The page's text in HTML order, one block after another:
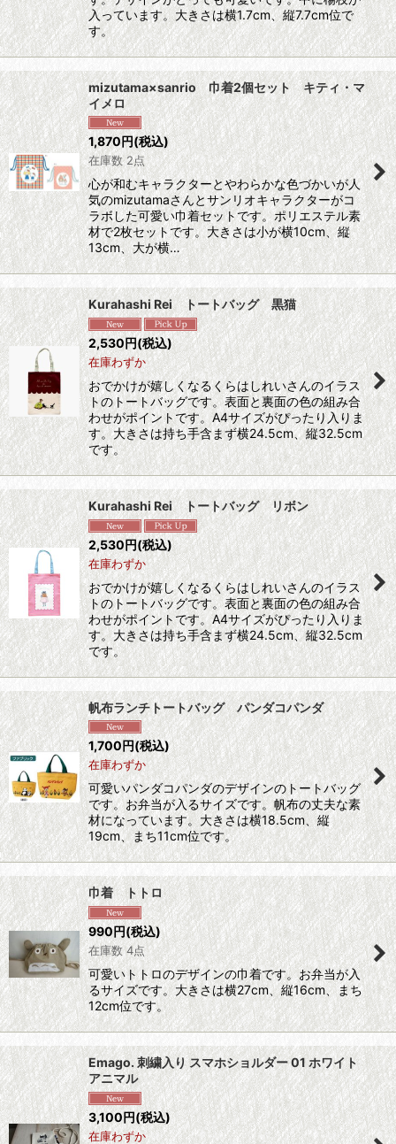
入っています。大きさは横1.7cm、縦7.7cm位で
す。
mizutama×sanrio 巾着2個セット キティ・マ
イメロ
1,870円(税込)
在庫数 2点
心が和むキャラクターとやわらかな色づかいが人
気のmizutamaさんとサンリオキャラクターがコ
ラボした可愛い巾着セットです。ポリエステル素
材で2枚セットです。大きさは小が横10cm、縦
13cm、大が横…
Kurahashi Rei トートバッグ 黒猫
2,530円(税込)
在庫わずか
おでかけが嬉しくなるくらはしれいさんのイラス
トのトートバッグです。表面と裏面の色の組み合
わせがポイントです。A4サイズがぴったり入りま
す。大きさは持ち手含まず横24.5cm、縦32.5cm
です。
Kurahashi Rei トートバッグ リボン
2,530円(税込)
在庫わずか
おでかけが嬉しくなるくらはしれいさんのイラス
トのトートバッグです。表面と裏面の色の組み合
わせがポイントです。A4サイズがぴったり入りま
す。大きさは持ち手含まず横24.5cm、縦32.5cm
です。
帆布ランチトートバッグ パンダコパンダ
1,700円(税込)
在庫わずか
可愛いパンダコパンダのデザインのトートバッグ
です。お弁当が入るサイズです。帆布の丈夫な素
材になっています。大きさは横18.5cm、縦
19cm、まち11cm位です。
巾着 トトロ
990円(税込)
在庫数 4点
可愛いトトロのデザインの巾着です。お弁当が入
るサイズです。大きさは横27cm、縦16cm、まち
12cm位です。
Emago. 刺繍入り スマホショルダー 01 ホワイト
アニマル
3,100円(税込)
在庫わずか